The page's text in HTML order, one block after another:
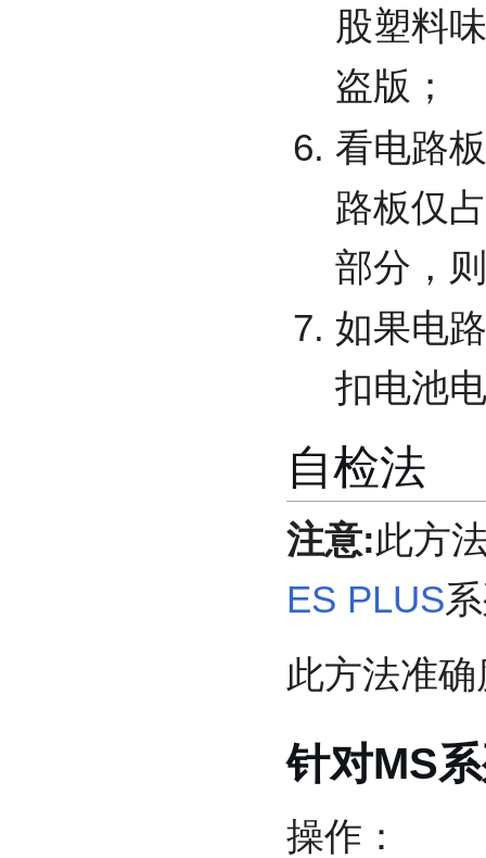
股塑料
盗版；
看电路
路板仅
部分，
如果电
扣电池
自检法
注意:此方
ES PLUS
此方法准
针对MS
操作：